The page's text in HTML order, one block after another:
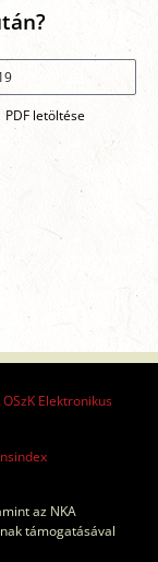
PDF letöltése
OSzK Elektronikus
az NKA
támogatásával